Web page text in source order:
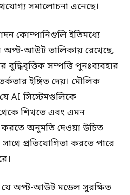
সমালোচনা এনেছে।
কোম্পানিগুলি ইতিমধ্যে
অপ্ট-আউট তালিকায় রেখেছে,
বুদ্ধিবৃত্তিক সম্পত্তি পুনঃব্যবহার
ইঙ্গিত দেয়। মৌলিক
যে AI সিস্টেমগুলিকে
শিখতে এবং এমন
করতে অনুমতি দেওয়া উচিত
প্রতিযোগিতা করতে পারে
যে অপ্ট-আউট মডেল সুরক্ষিত